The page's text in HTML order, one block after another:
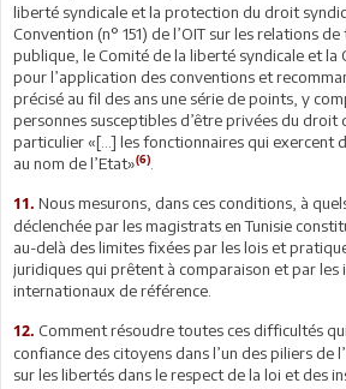
liberté syndicale et la protection du droit
Convention (n° 151) de l’OIT sur les relations
publique, le Comité de la liberté syndicale et la
pour l’application des conventions et
précisé au fil des ans une série de points, y
personnes susceptibles d’être privées du droit
particulier «[...] les fonctionnaires qui exercent
au nom de l’Etat»(6)
11. Nous mesurons, dans ces conditions, à
déclenchée par les magistrats en Tunisie
au-delà des limites fixées par les lois et
juridiques qui prêtent à comparaison et par les
internationaux de référence.
12. Comment résoudre toutes ces difficultés
confiance des citoyens dans l’un des piliers de
sur les libertés dans le respect de la loi et des